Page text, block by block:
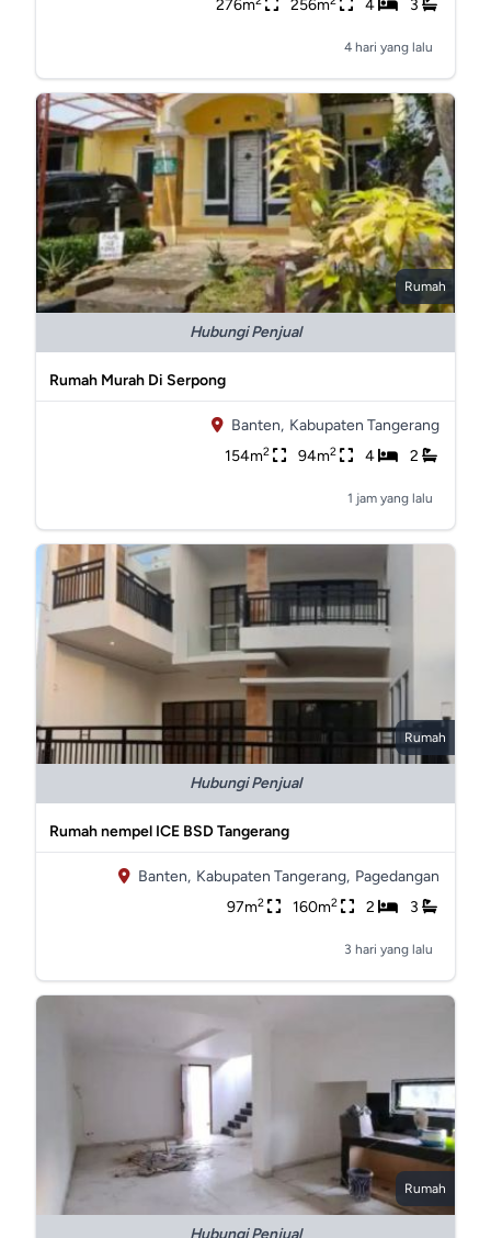
276m
256m 4 3
4 hari yang lalu
Rumah
Hubungi Penjual
Rumah Murah Di Serpong
Banten, Kabupaten Tangerang
154m2 94m2 4 2
1 jam yang lalu
Rumah
Hubungi Penjual
Rumah nempel ICE BSD Tangerang
Banten, Kabupaten Tangerang, Pagedangan
97m2 160m2 2 3
3 hari yang lalu
Rumah
Hubungi Penjual